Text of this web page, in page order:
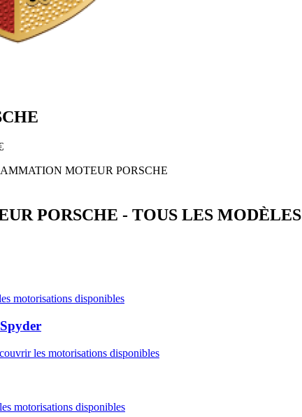
MOTEUR PORSCHE
PORSCHE - TOUS LES MODÈLES
motorisations disponibles
les motorisations disponibles
motorisations disponibles